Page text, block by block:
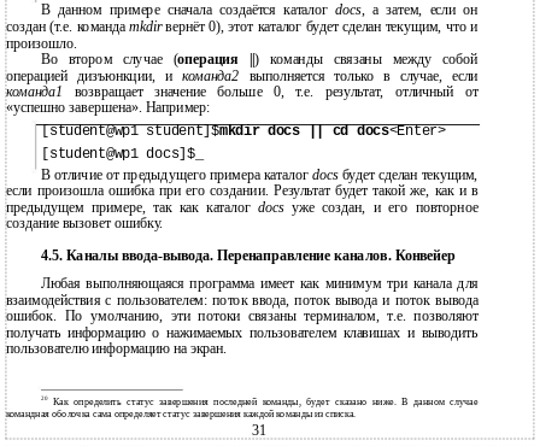
В данном примере сначала создаётся каталогdocs, а затем, если он
создан (т.е. командаmkdirвернёт 0), этот каталог будет сделан текущим, что и
произошло.
Во втором случае (операция || ) команды связаны между собой
операцией дизъюнкции, и команда2 выполняется только в случае, если
команда1 возвращает значение больше 0, т.е. результат, отличный от
«успешно завершена». Например:
[student@wp1 student]$mkdir docs || cd docs<Enter>
[student@wp1 docs]$_
В отличие от предыдущего примера каталог docs будет сделан текущим,
если произошла ошибка при его создании. Результат будет такой же, как и в
предыдущем примере, так как каталогdocs уже создан, и его повторное
создание вызовет ошибку.
4.5. Каналы ввода-вывода. Перенаправление каналов. Конвейер
Любая выполняющаяся программа имеет как минимум три канала для
взаимодействия с пользователем: поток ввода, поток вывода и поток вывода
ошибок. По умолчанию, эти потоки связаны терминалом, т.е. позволяют
получать информацию о нажимаемых пользователем клавишах и выводить
пользователю информацию на экран.
20 Как определить статус завершения последней команды, будет сказано ниже. В данном случае
командная оболочка сама определяет статус завершения каждой команды из списка.
31